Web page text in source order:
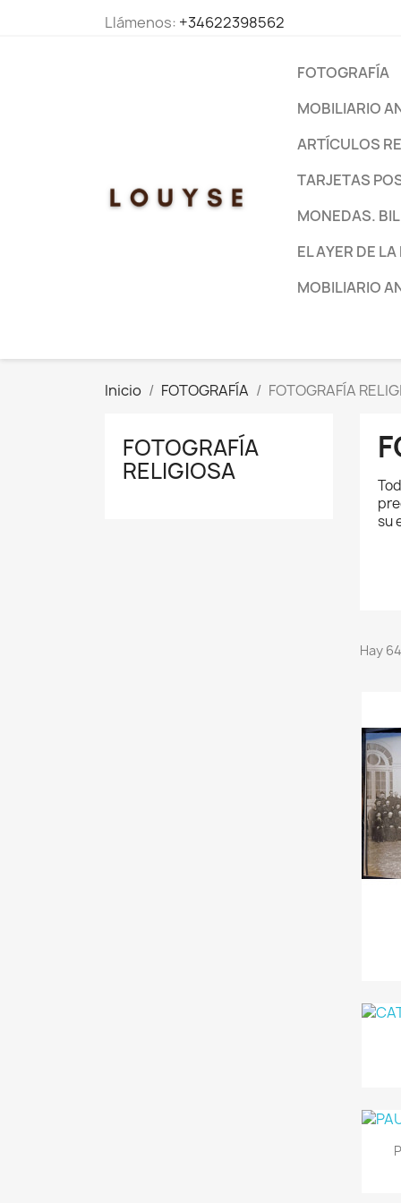
Llámenos: +34622398562
FOTOGRAFÍA
MOBILIARIO
ARTÍCULOS
TARJETAS
MONEDAS.
EL AYER DE
MOBILIARIO
Inicio FOTOGRAFÍA FOTOGRAFÍA
FOTOGRAFÍA
RELIGIOSA
su
Hay